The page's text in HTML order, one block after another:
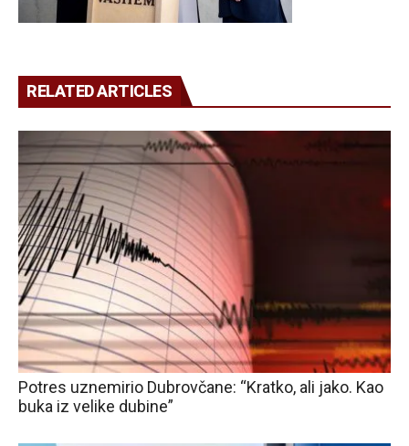
RELATED ARTICLES
Potres uznemirio Dubrovčane: “Kratko, ali jako. Kao
buka iz velike dubine”